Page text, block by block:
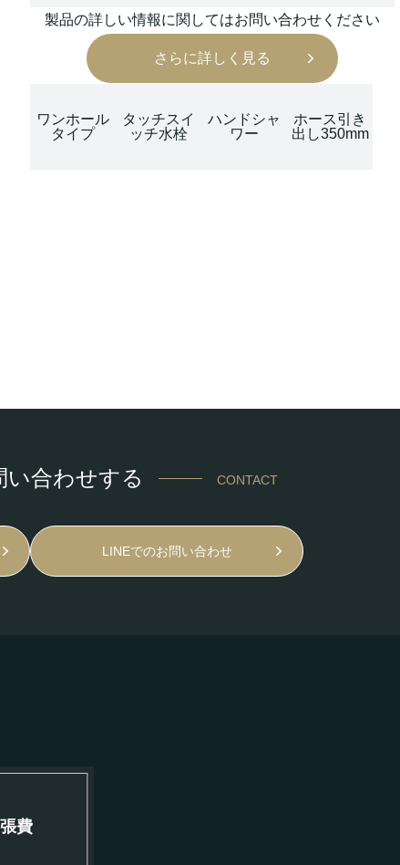
製品の詳しい情報に関してはお問い合わせください
さらに詳しく見る
ワンホール
タイプ
タッチスイ
ッチ水栓
ハンドシャ
ワー
ホース引き
出し350mm
い合わせする CONTACT
LINEでのお問い合わせ
費